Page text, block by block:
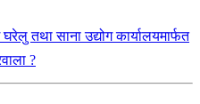
तथा साना उद्योग कार्यालयमार्फत
?